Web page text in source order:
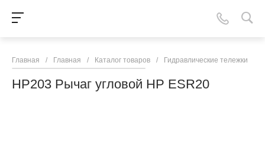
Главная / Главная / Каталог товаров / Гидравлические тележки
HP203 Рычаг угловой HP ESR20